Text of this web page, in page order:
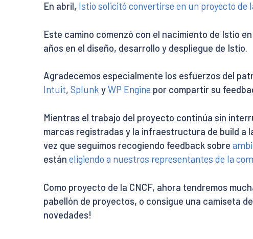
En abril, Istio solicitó convertirse en un proyecto de
Este camino comenzó con el nacimiento de Istio
años en el diseño, desarrollo y despliegue de Istio.
Agradecemos especialmente los esfuerzos del
Intuit, Splunk yWP Engine por compartir su
Mientras el trabajo del proyecto continúa sin
marcas registradas y la infraestructura de build a
vez que seguimos recogiendo feedback sobre
están eligiendo a nuestros representantes de la
Como proyecto de la CNCF, ahora tendremos
pabellón de proyectos, o consigue una camiseta
novedades!